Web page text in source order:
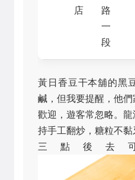
店
路
一
段
黃日香豆干本舖的黑
鹹，但我要提醒，他
歡迎，遊客常忽略。
持手工翻炒，糖粒不
三點後去